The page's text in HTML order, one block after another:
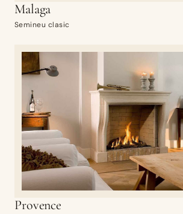
Malaga
Semineu clasic
Provence